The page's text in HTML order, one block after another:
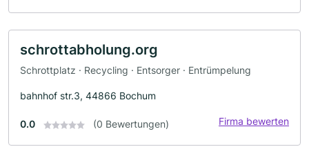
schrottabholung.org
Schrottplatz · Recycling · Entsorger · Entrümpelung
bahnhof str.3, 44866 Bochum
0.0 (0 Bewertungen) Firma bewerten